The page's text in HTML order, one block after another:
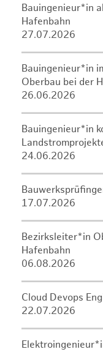
Bauingenieur*in
Hafenbahn
27.07.2026
Bauingenieur*in
Oberbau bei der
26.06.2026
Bauingenieur*in
24.06.2026
17.07.2026
Bezirksleiter*in
Hafenbahn
06.08.2026
Cloud Devops
22.07.2026